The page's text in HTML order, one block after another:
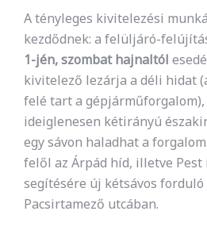
A tényleges kivitelezési
kezdődnek: a felüljáró-
1-jén, szombat hajnaltól
kivitelező lezárja a déli hidat
felé tart a gépjárműforgalom),
ideiglenesen kétirányú
egy sávon haladhat a
felől az Árpád híd, illetve
segítésére új kétsávos
Pacsirtamező utcában.